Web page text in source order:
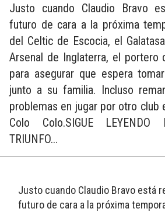
Justo cuando Claudio Bravo
futuro de cara a la próxima
del Celtic de Escocia, el
Arsenal de Inglaterra, el portero
para asegurar que espera
junto a su familia. Incluso
problemas en jugar por otro club
Colo Colo.SIGUE
TRIUNFO...
Justo cuando Claudio Bravo está
futuro de cara a la próxima